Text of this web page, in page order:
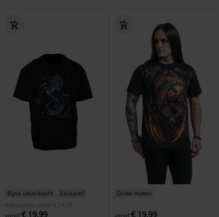
Bijna uitverkocht
Exclusief
Adviesprijs
vanaf € 24,99
vanaf€ 19,99
Grote maten
vanaf€ 19,99